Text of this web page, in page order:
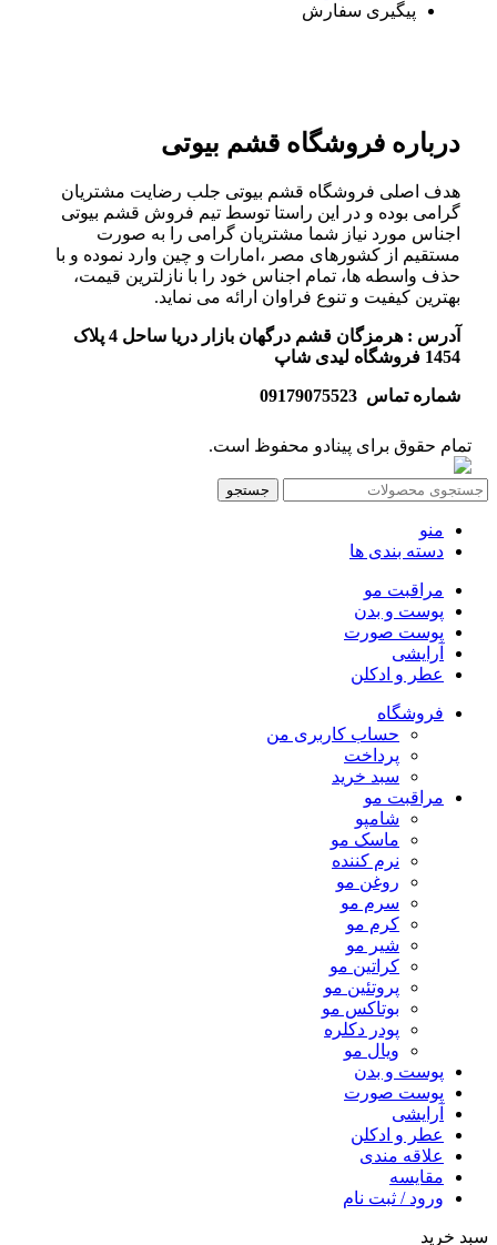
پیگیری سفارش
درباره فروشگاه قشم بیوتی
هدف اصلی فروشگاه قشم بیوتی جلب رضایت مشتریان
گرامی بوده و در این راستا توسط تیم فروش قشم بیوتی
اجناس مورد نیاز شما مشتریان گرامی را به صورت
مستقیم از کشورهای مصر ،امارات و چین وارد نموده و با
حذف واسطه ها، تمام اجناس خود را با نازلترین قیمت،
بهترین کیفیت و تنوع فراوان ارائه می نماید.
آدرس : هرمزگان قشم درگهان بازار دریا ساحل 4 پلاک
1454 فروشگاه لیدی شاپ
شماره تماس 09179075523
تمام حقوق برای پینادو محفوظ است.
جستجو
منو
دسته بندی ها
مراقبت مو
پوست و بدن
پوست صورت
آرایشی
عطر و ادکلن
فروشگاه
حساب کاربری من
پرداخت
سبد خرید
مراقبت مو
شامپو
ماسک مو
نرم کننده
روغن مو
سرم مو
کرم مو
شیر مو
کراتین مو
پروتئین مو
بوتاکس مو
پودر دکلره
ویال مو
پوست و بدن
پوست صورت
آرایشی
عطر و ادکلن
علاقه مندی
مقایسه
ورود / ثبت نام
سبد خرید